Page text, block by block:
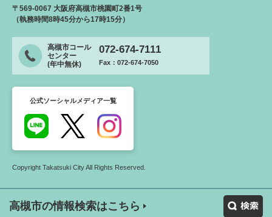
高槻市の情報検索はこちら
〒569-0067 大阪府高槻市桃園町2番1号
（執務時間8時45分から17時15分）
高槻市コール
センター
(年中無休)
072-674-7111
Fax：072-674-7050
公式ソーシャルメディア一覧
Copyright Takatsuki City All Rights Reserved.